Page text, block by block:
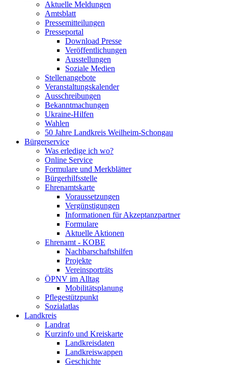
Aktuelle Meldungen
Amtsblatt
Pressemitteilungen
Presseportal
Download Presse
Veröffentlichungen
Ausstellungen
Soziale Medien
Stellenangebote
Veranstaltungskalender
Ausschreibungen
Bekanntmachungen
Ukraine-Hilfen
Wahlen
50 Jahre Landkreis Weilheim-Schongau
Bürgerservice
Was erledige ich wo?
Online Service
Formulare und Merkblätter
Bürgerhilfsstelle
Ehrenamtskarte
Voraussetzungen
Vergünstigungen
Informationen für Akzeptanzpartner
Formulare
Aktuelle Aktionen
Ehrenamt - KOBE
Nachbarschaftshilfen
Projekte
Vereinsporträts
ÖPNV im Alltag
Mobilitätsplanung
Pflegestützpunkt
Sozialatlas
Landkreis
Landrat
Kurzinfo und Kreiskarte
Landkreisdaten
Landkreiswappen
Geschichte